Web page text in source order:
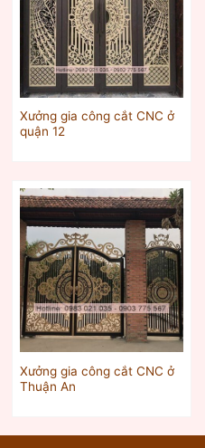
Xưởng gia công cắt CNC ở
quận 12
Xưởng gia công cắt CNC ở
Thuận An